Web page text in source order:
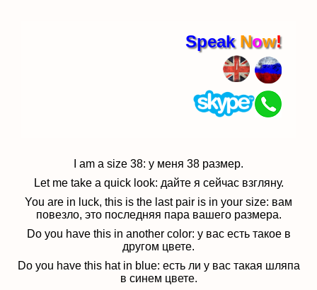
Speak Now!
I am a size 38: у меня 38 размер.
Let me take a quick look: дайте я сейчас взгляну.
You are in luck, this is the last pair is in your size: вам
повезло, это последняя пара вашего размера.
Do you have this in another color: у вас есть такое в
другом цвете.
Do you have this hat in blue: есть ли у вас такая шляпа
в синем цвете.